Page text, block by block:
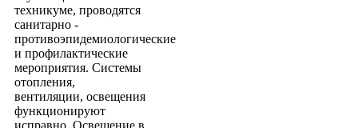
техникуме, проводятся
санитарно -
противоэпидемиологические
и профилактические
мероприятия. Системы
отопления,
вентиляции, освещения
функционируют